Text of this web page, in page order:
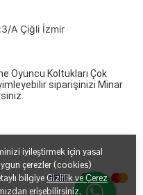
iyileştirmek için yasal
çerezler (cookies)
bilgiye Gizlilik ve Çerez
erişebilirsiniz.
A Çiğli İzmir
Oyuncu Koltukları Çok
siparişinizi Minar